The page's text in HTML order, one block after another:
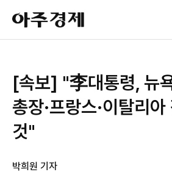
아
주
경
[속보] "李대통령, 뉴
총장·프랑스·이탈리
것"
박희원 기자